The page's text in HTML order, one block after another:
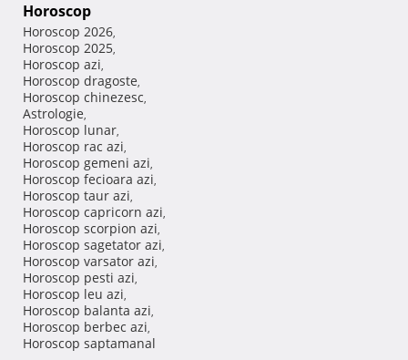
Horoscop
Horoscop 2026,
Horoscop 2025,
Horoscop azi,
Horoscop dragoste,
Horoscop chinezesc,
Astrologie,
Horoscop lunar,
Horoscop rac azi,
Horoscop gemeni azi,
Horoscop fecioara azi,
Horoscop taur azi,
Horoscop capricorn azi,
Horoscop scorpion azi,
Horoscop sagetator azi,
Horoscop varsator azi,
Horoscop pesti azi,
Horoscop leu azi,
Horoscop balanta azi,
Horoscop berbec azi,
Horoscop saptamanal